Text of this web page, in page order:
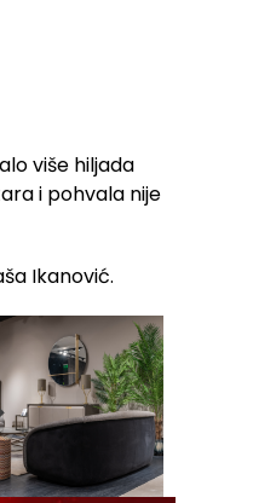
više hiljada
i pohvala nije
Ikanović.